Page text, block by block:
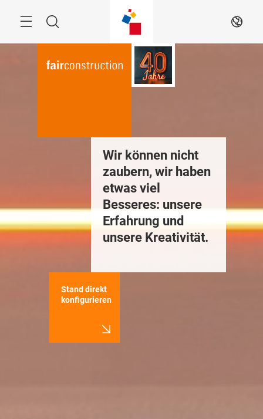
Suche DE
Wir können nicht
zaubern, wir haben
etwas viel
Besseres: unsere
Erfahrung und
unsere Kreativität.
Stand direkt
konfigurieren